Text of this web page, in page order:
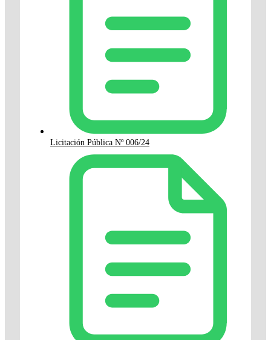
Licitación Pública Nº 006/24